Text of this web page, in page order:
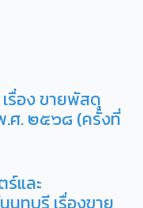
รื่อง ขายพัสดุ
.ศ. ๒๕๖๘ (ครั้งที่
และ
ทบุรี เรื่องขาย